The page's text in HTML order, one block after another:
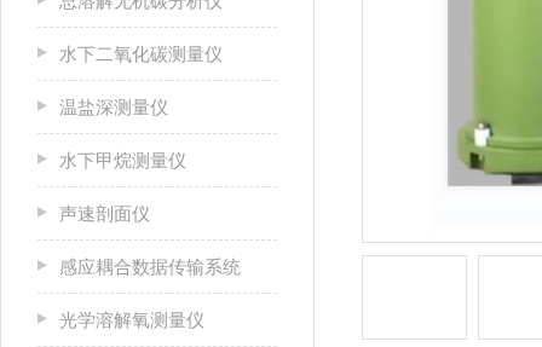
水下二氧化碳测量仪
温盐深测量仪
水下甲烷测量仪
声速剖面仪
感应耦合数据传输系统
光学溶解氧测量仪